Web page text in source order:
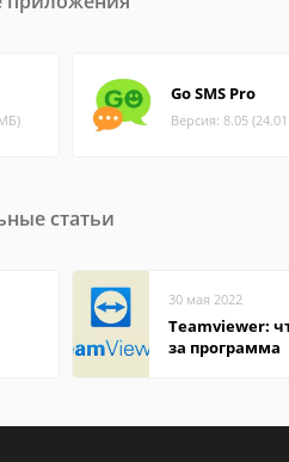
Go SMS Pro
Версия: 8.05
статьи
30 мая 2022
Teamviewer:
за программа